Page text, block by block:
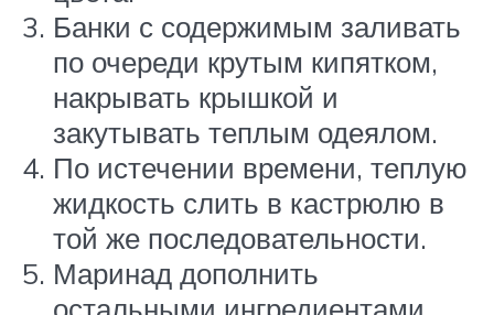
Банки с содержимым заливать
по очереди крутым кипятком,
накрывать крышкой и
закутывать теплым одеялом.
По истечении времени, теплую
жидкость слить в кастрюлю в
той же последовательности.
Маринад дополнить